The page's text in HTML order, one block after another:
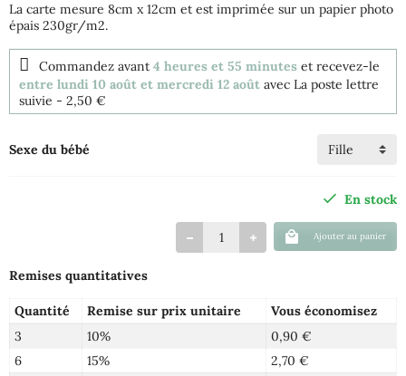
La carte mesure 8cm x 12cm et est imprimée sur un papier photo
épais 230gr/m2.
Commandez avant 4 heures et 55 minutes et recevez-le
entre lundi 10 août et mercredi 12 août avec La poste lettre
suivie - 2,50 €
Sexe du bébé
En stock
Ajouter au panier
Remises quantitatives
Quantité Remise sur prix unitaire
Vous économisez
3
10%
0,90 €
6
15%
2,70 €